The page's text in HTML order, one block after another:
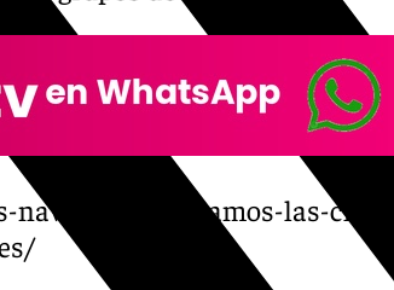
navidenos-os-damos-las-